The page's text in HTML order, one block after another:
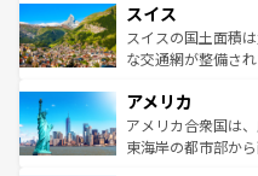
れる地方に足を運
きるだ
を参照してほしい。
は、お酒好きな人にはぜ
ドイツ情報はコン
リアごとに異なる
ティー、ビール好
戦など、本場だか
ンツ一覧を参照して
スイス
スイスの国土面積
な交通網が整備さ
の建物がそのまま
博物館もあり、ア
ことができる。国
アメリカ
アメリカ合衆国は
東海岸の都市部か